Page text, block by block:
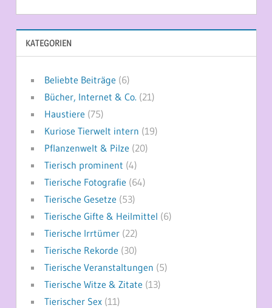
KATEGORIEN
Beliebte Beiträge (6)
Bücher, Internet & Co. (21)
Haustiere (75)
Kuriose Tierwelt intern (19)
Pflanzenwelt & Pilze (20)
Tierisch prominent (4)
Tierische Fotografie (64)
Tierische Gesetze (53)
Tierische Gifte & Heilmittel (6)
Tierische Irrtümer(22)
Tierische Rekorde (30)
Tierische Veranstaltungen (5)
Tierische Witze & Zitate (13)
Tierischer Sex(11)